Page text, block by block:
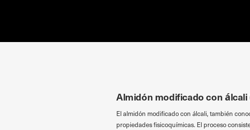
Almidón modificado con álcali
El almidón modificado con álcali, también
propiedades fisicoquímicas. El proceso